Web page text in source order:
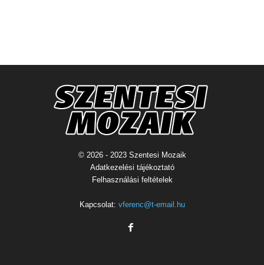
© 2026 - 2023 Szentesi Mozaik
Adatkezelési tájékoztató
Felhasználási feltételek
Kapcsolat: vferenc@t-email.hu